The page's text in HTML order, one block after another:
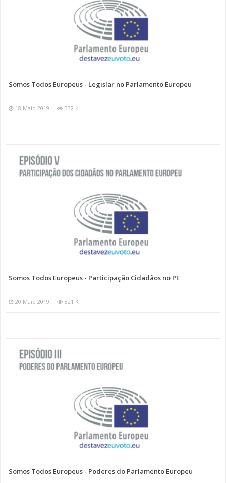
Somos Todos Europeus - Legislar no Parlamento Europeu
18 Maio 2019 332 K
Somos Todos Europeus - Participação Cidadãos no PE
20 Maio 2019 321 K
Somos Todos Europeus - Poderes do Parlamento Europeu